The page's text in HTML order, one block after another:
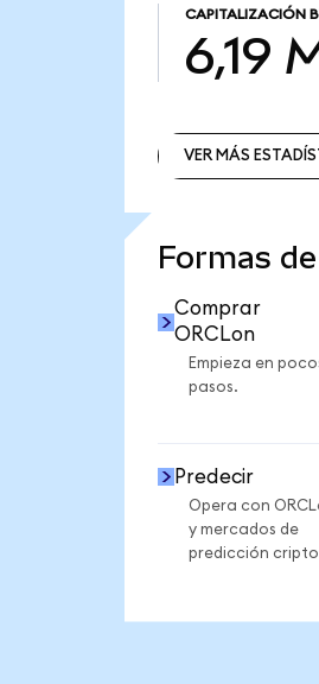
CAPITALIZACIÓN
6,19
VER MÁS
Formas
Comprar
ORCLon
Empieza en
pasos.
Predecir
Opera con
y mercados de
predicción